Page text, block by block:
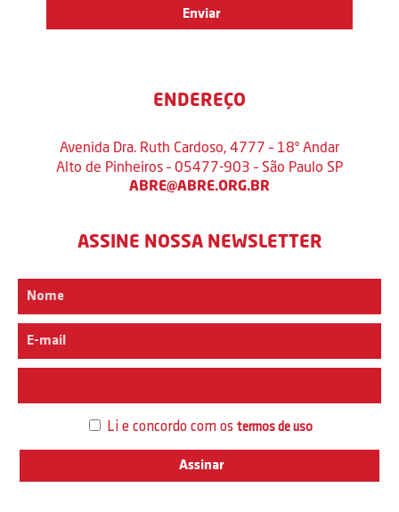
ENDEREÇO
Avenida Dra. Ruth Cardoso, 4777 – 18º Andar
Alto de Pinheiros – 05477-903 – São Paulo SP
ABRE@ABRE.ORG.BR
ASSINE NOSSA NEWSLETTER
Li e concordo com os termos de uso